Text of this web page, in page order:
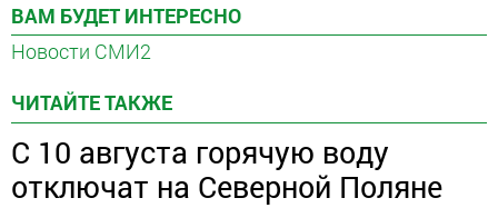
ВАМ БУДЕТ ИНТЕРЕСНО
Новости СМИ2
ЧИТАЙТЕ ТАКЖЕ
С 10 августа горячую воду
отключат на Северной Поляне